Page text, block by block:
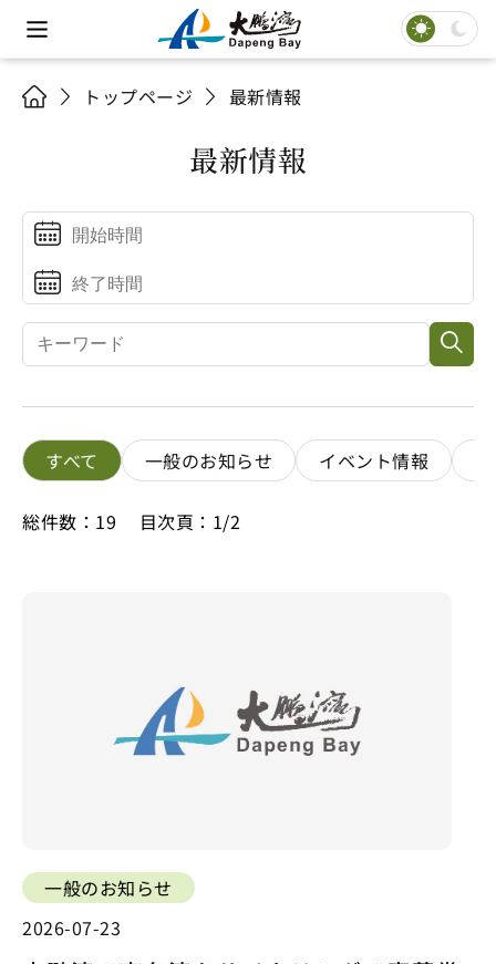
トップページ 最新情報
最新情報
すべて 一般のお知らせ イベント情報
総件数：19 目次頁：1/2
一般のお知らせ
2026-07-23